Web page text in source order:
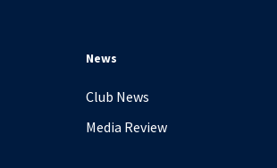
News
Club News
Media Review